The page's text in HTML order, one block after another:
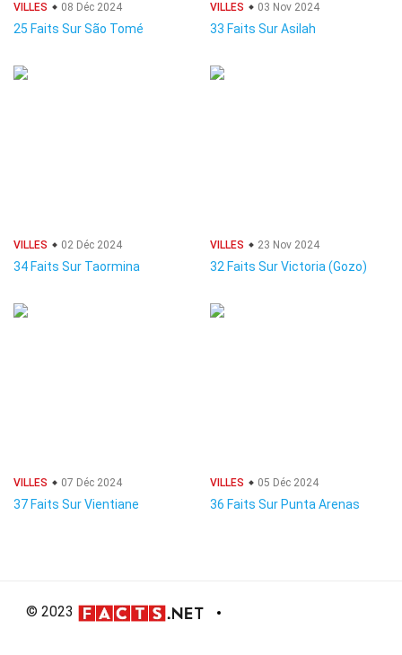
VILLES 08 Déc 2024
25 Faits Sur São Tomé
VILLES 03 Nov 2024
33 Faits Sur Asilah
VILLES 02 Déc 2024
34 Faits Sur Taormina
VILLES 23 Nov 2024
32 Faits Sur Victoria (Gozo)
VILLES 07 Déc 2024
37 Faits Sur Vientiane
VILLES 05 Déc 2024
36 Faits Sur Punta Arenas
© 2023